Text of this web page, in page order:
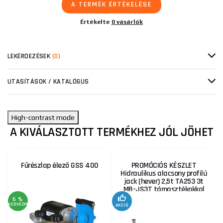
A TERMÉK ÉRTÉKELÉSE
Értékelte 0 vásárlók
LEKÉRDEZÉSEK (0)
UTASÍTÁSOK / KATALÓGUS
High-contrast mode
A KIVÁLASZTOTT TERMÉKHEZ JÓL JÖHET
Fűrészlap élező GSS 400
6 %
KEDVEZMÉNY
PROMÓCIÓS KÉSZLET
Hidraulikus alacsony profilú
jack (hever) 2,5t TA253 3t
MB-JS3T támasztékokkal
AKCIÓ